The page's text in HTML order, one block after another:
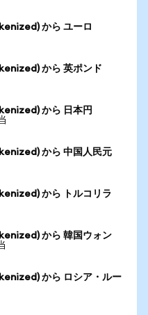
から ユーロ
から 英ポンド
から 日本円
から 中国人民元
から トルコリラ
から 韓国ウォン
から ロシア・ルー